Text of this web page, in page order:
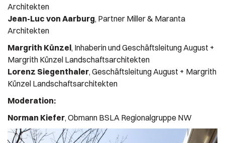
Architekten
Jean-Luc von Aarburg, Partner Miller & Maranta
Architekten
Margrith Künzel, Inhaberin und Geschäftsleitung August +
Margrith Künzel Landschaftsarchitekten
Lorenz Siegenthaler, Geschäftsleitung August + Margrith
Künzel Landschaftsarchitekten
Moderation:
Norman Kiefer, Obmann BSLA Regionalgruppe NW